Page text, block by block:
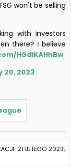
won't be selling
with investors
there? I believe
HGdiKAHhBw
20, 2023
21 LUTEGO 2023,